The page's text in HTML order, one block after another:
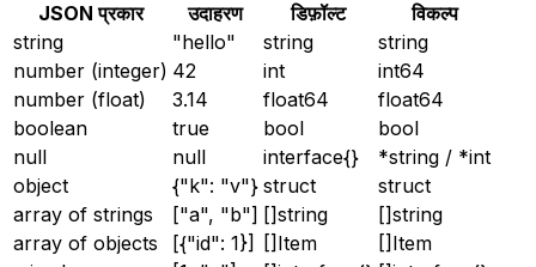
JSON प्रकार
उदाहरण डिफ़ॉल्ट
विकल्प
string
"hello" string
string
number (integer) 42 int
int64
number (float)
3.14 float64
float64
boolean
true bool
bool
null
null interface{}
*string / *int
object
{"k": "v"} struct
struct
array of strings
["a", "b"] []string
[]string
array of objects
[{"id": 1}] []Item
[]Item